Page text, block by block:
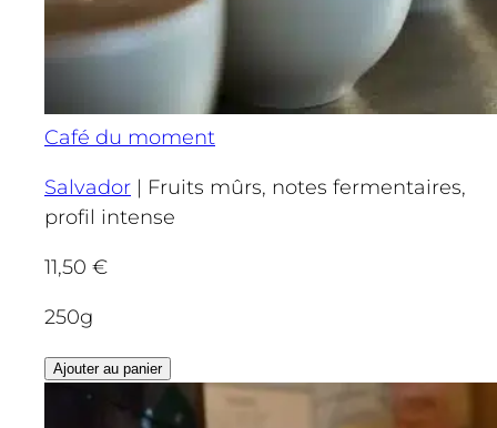
Café du moment
Salvador | Fruits mûrs, notes fermentaires,
profil intense
11,50 €
250g
Ajouter au panier